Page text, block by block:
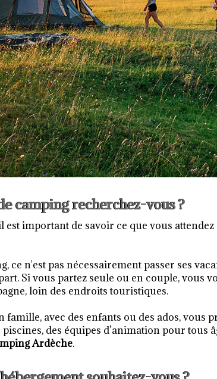
camping recherchez-vous ?
est important de savoir ce que vous
ce n'est pas nécessairement passer ses
Si vous partez seule ou en couple, vous
loin des endroits touristiques.
famille, avec des enfants ou des ados,
piscines, des équipes d’animation pour tous
Ardèche.